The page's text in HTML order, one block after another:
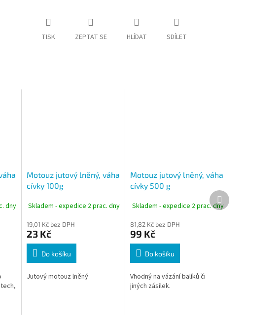
TISK ZEPTAT SE HLÍDAT SDÍLET
dny
Motouz jutový lněný, váha
cívky 100g
Skladem - expedice 2 prac. dny
19,01 Kč bez DPH
23 Kč
Do košíku
Jutový motouz lněný
Motouz jutový lněný, váha
cívky 500 g
Skladem - expedice 2 prac. dny
81,82 Kč bez DPH
99 Kč
Do košíku
Vhodný na vázání balíků či
jiných zásilek.
Další
produkt